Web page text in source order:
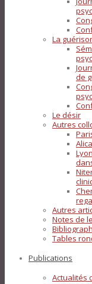
La
de
Le désir
Autres
Autres
Notes de
Tables
Publications
Actualités